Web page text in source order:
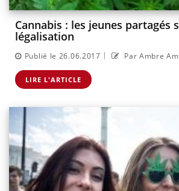
Cannabis : les jeunes partagés
légalisation
Publié le 26.06.2017 | Par Ambre
LIRE L'ARTICLE